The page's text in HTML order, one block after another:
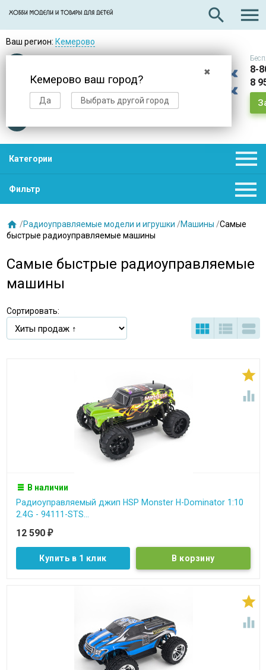
search 
Ваш регион: Кемерово
✖
Кемерово ваш город?
Да Выбрать другой город
Доставкав день заказа
8-
8
Категории 
Фильтр 
 /Радиоуправляемые модели и игрушки /Машины /Самые
быстрые радиоуправляемые машины
Самые быстрые радиоуправляемые
машины
Сортировать:
  


В наличии
Радиоуправляемый джип HSP Monster H-Dominator 1:10
2.4G - 94111-STS...
12 590 ₽
Купить в 1 клик

